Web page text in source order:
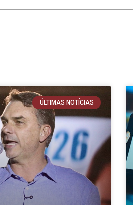
ÚLTIMAS NOTÍCIAS